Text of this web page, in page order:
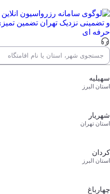
جستجوی شهر، استان یا نام اقامتگاه
محبوب‌ ترین مقصدها
سهیلیه
استان البرز
شهریار
استان تهران
کردان
استان البرز
چهارباغ
جستجوی شهر، استان یا نام اقامتگاه